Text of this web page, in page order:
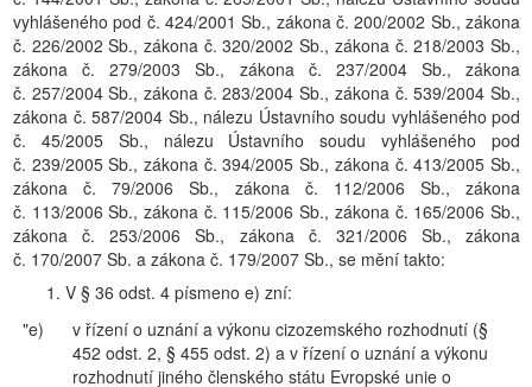
vyhlášeného pod č. 424/2001 Sb., zákona č. 200/2002 Sb., zákona
č. 226/2002 Sb., zákona č. 320/2002 Sb., zákona č. 218/2003 Sb.,
zákona č. 279/2003 Sb., zákona č. 237/2004 Sb., zákona
č. 257/2004 Sb., zákona č. 283/2004 Sb., zákona č. 539/2004 Sb.,
zákona č. 587/2004 Sb., nálezu Ústavního soudu vyhlášeného pod
č. 45/2005 Sb., nálezu Ústavního soudu vyhlášeného pod
č. 239/2005 Sb., zákona č. 394/2005 Sb., zákona č. 413/2005 Sb.,
zákona č. 79/2006 Sb., zákona č. 112/2006 Sb., zákona
č. 113/2006 Sb., zákona č. 115/2006 Sb., zákona č. 165/2006 Sb.,
zákona č. 253/2006 Sb., zákona č. 321/2006 Sb., zákona
č. 170/2007 Sb. a zákona č. 179/2007 Sb., se mění takto:
1. V § 36 odst. 4 písmeno e) zní:
"e)
v řízení o uznání a výkonu cizozemského rozhodnutí (§
452 odst. 2, § 455 odst. 2) a v řízení o uznání a výkonu
rozhodnutí jiného členského státu Evropské unie o